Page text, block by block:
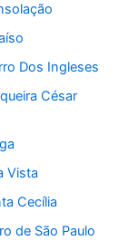
Dos Ingleses
César
Vista
Cecília
de São Paulo